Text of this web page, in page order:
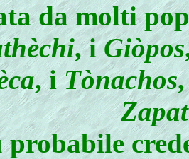
da molti
, iGiòpos
, iTònachos